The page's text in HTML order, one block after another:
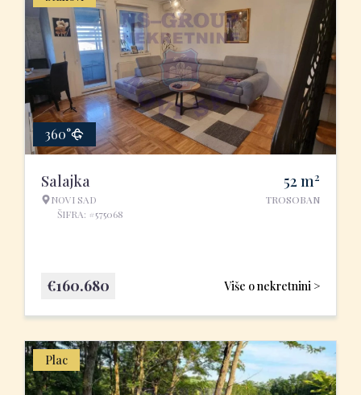
360°
Salajka
NOVI SAD
ŠIFRA: #575068
52 m2
TROSOBAN
Više o nekretnini >
€160.680
Plac